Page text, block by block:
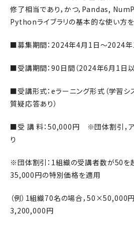
修了相当であり，かつ，Pandas,
Pythonライブラリの基本的な使い方を
■募集期間：2024年4月1日～2024
■受講期間：90日間（2024年6月1日以
■受講形式：eラーニング形式（学習
質疑応答あり）
■受 講 料：50,000円 ※団体割引，ア
り
※団体割引：1組織の受講者数が50を
35,000円の特別価格を適用
（例）1組織70名の場合，
3,200,000円